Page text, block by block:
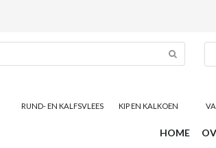
RUND- EN KALFSVLEES KIP EN KALKOEN
HOME